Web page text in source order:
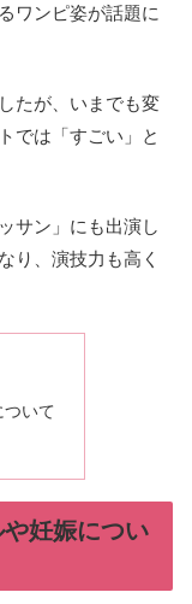
ワンピ姿が話題に
たが、いまでも変
では「すごい」と
サン」にも出演し
り、演技力も高く
ついて
妊娠につい